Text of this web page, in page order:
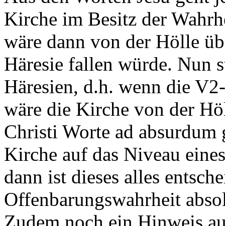
Kirche im Besitz der
wäre dann von der Hölle
Häresie fallen würde. Nun
Häresien, d.h. wenn die
wäre die Kirche von der
Christi Worte ad
Kirche auf das Niveau
dann ist dieses alles
Offenbarungswahrheit
Zudem noch ein Hinweis